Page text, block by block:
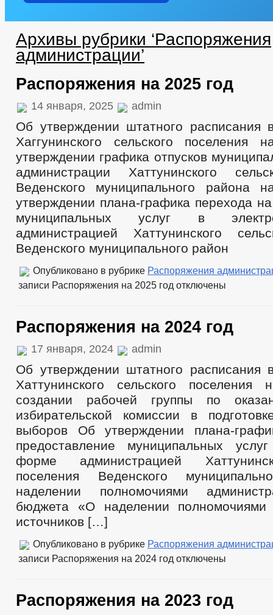
Архивы рубрики ‘Распоряжения
администрации’
Распоряжения на 2025 год
14 января, 2025 admin
Об утверждении штатного расписания
Хаггунинского сельского
утверждении графика отпусков
администрации Хаттунинского
Веденского муниципального района
утверждении плана-графика перехода
муниципальных услуг в
администрацией Хаттунинского
Веденского муниципального район
Опубликовано в рубрике Распоряжения
записи Распоряжения на 2025 год отключены
Распоряжения на 2024 год
17 января, 2024 admin
Об утверждении штатного расписания
Хаттунинского сельского
создании рабочей группы по
избирательской комиссии в
выборов Об утверждении плана-
предоставление муниципальных
форме администрацией
поселения Веденского
наделении полномочиями
бюджета «О наделении полномочиями
источников […]
Опубликовано в рубрике Распоряжения
записи Распоряжения на 2024 год отключены
Распоряжения на 2023 год